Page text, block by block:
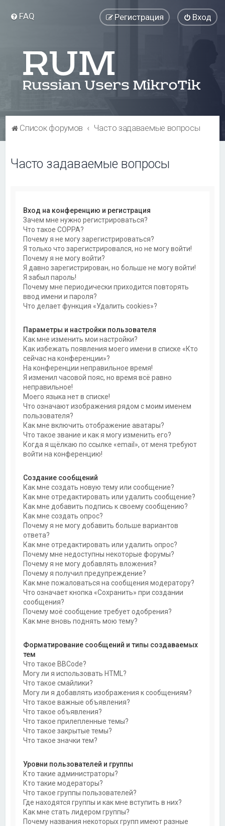
FAQ Вход
Регистрация
Список форумов Часто задаваемые вопросы
Часто задаваемые вопросы
Вход на конференцию и регистрация
Зачем мне нужно регистрироваться?
Что такое COPPA?
Почему я не могу зарегистрироваться?
Я только что зарегистрировался, но не могу войти!
Почему я не могу войти?
Я давно зарегистрирован, но больше не могу войти!
Я забыл пароль!
Почему мне периодически приходится повторять
ввод имени и пароля?
Что делает функция «Удалить cookies»?
Параметры и настройки пользователя
Как мне изменить мои настройки?
Как избежать появления моего имени в списке «Кто
сейчас на конференции»?
На конференции неправильное время!
Я изменил часовой пояс, но время всё равно
неправильное!
Моего языка нет в списке!
Что означают изображения рядом с моим именем
пользователя?
Как мне включить отображение аватары?
Что такое звание и как я могу изменить его?
Когда я щёлкаю по ссылке «email», от меня требуют
войти на конференцию!
Создание сообщений
Как мне создать новую тему или сообщение?
Как мне отредактировать или удалить сообщение?
Как мне добавить подпись к своему сообщению?
Как мне создать опрос?
Почему я не могу добавить больше вариантов
ответа?
Как мне отредактировать или удалить опрос?
Почему мне недоступны некоторые форумы?
Почему я не могу добавлять вложения?
Почему я получил предупреждение?
Как мне пожаловаться на сообщения модератору?
Что означает кнопка «Сохранить» при создании
сообщения?
Почему моё сообщение требует одобрения?
Как мне вновь поднять мою тему?
Форматирование сообщений и типы создаваемых
тем
Что такое BBCode?
Могу ли я использовать HTML?
Что такое смайлики?
Могу ли я добавлять изображения к сообщениям?
Что такое важные объявления?
Что такое объявления?
Что такое прилепленные темы?
Что такое закрытые темы?
Что такое значки тем?
Уровни пользователей и группы
Кто такие администраторы?
Кто такие модераторы?
Что такое группы пользователей?
Где находятся группы и как мне вступить в них?
Как мне стать лидером группы?
Почему названия некоторых групп имеют разные